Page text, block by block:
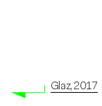
Glaz, 2017